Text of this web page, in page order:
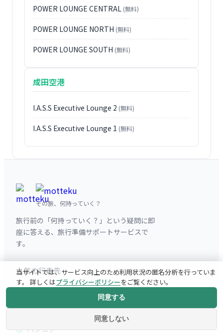
POWER LOUNGE CENTRAL (無料)
POWER LOUNGE NORTH (無料)
POWER LOUNGE SOUTH (無料)
成田空港
I.A.S.S Executive Lounge 2 (無料)
I.A.S.S Executive Lounge 1 (無料)
その旅、何持っていく？
旅行前の「何持っていく？」という疑問に即
座に答える、旅行準備サポートサービスで
す。
人気の行き先
ニューヨーク
バンコク
当サイトでは、サービス向上のため利用状況の匿名分析を行っていま
す。 詳しくはプライバシーポリシーをご覧ください。
同意しない
同意する